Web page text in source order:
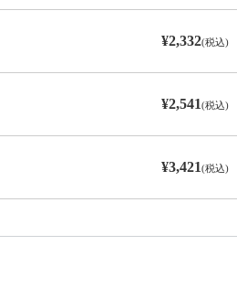
¥2,332(税込)
¥2,541(税込)
¥3,421(税込)